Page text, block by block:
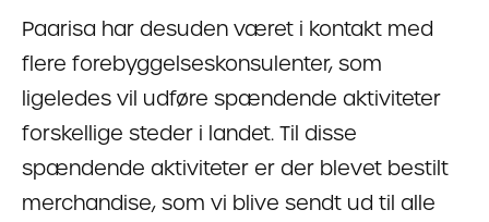
Paarisa har desuden været i kontakt med
flere forebyggelseskonsulenter, som
ligeledes vil udføre spændende aktiviteter
forskellige steder i landet. Til disse
spændende aktiviteter er der blevet bestilt
merchandise, som vi blive sendt ud til alle